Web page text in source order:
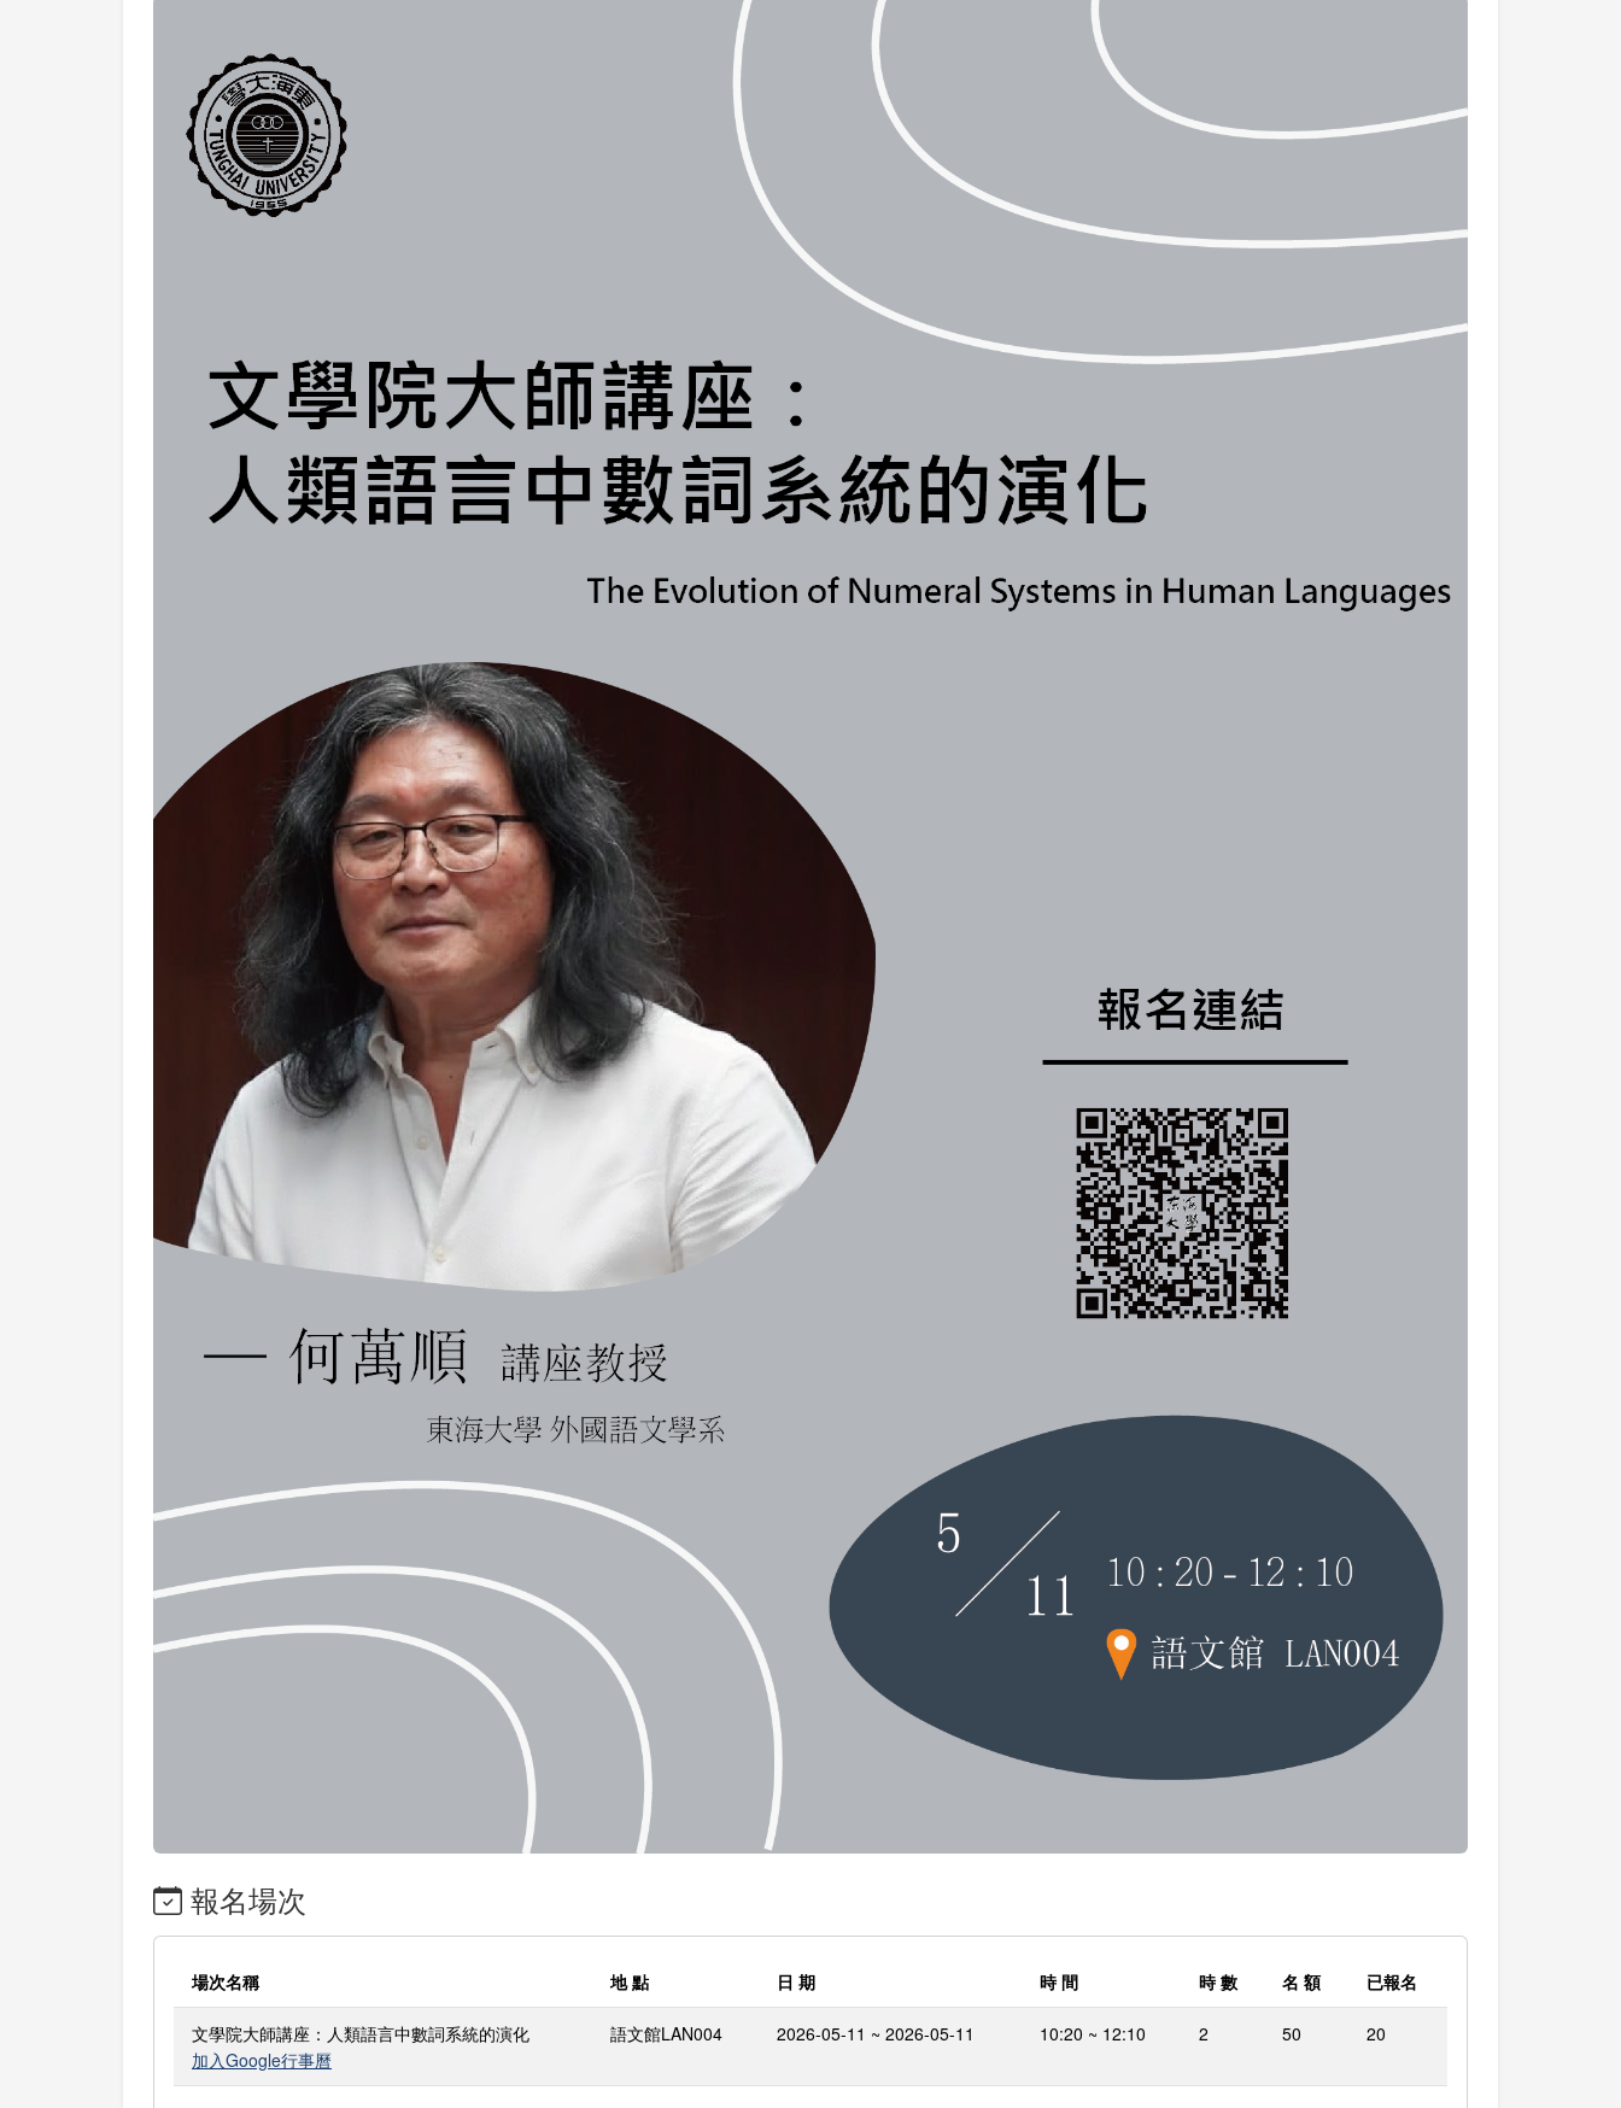
報名場次
場次名稱 地 點 日 期 時 間 時 數 名 額 已報名
文學院大師講座：人類語言中數詞系統的演化
加入Google行事曆
語文館LAN004 2026-05-11 ~ 2026-05-11 10:20 ~ 12:10 2 50 20